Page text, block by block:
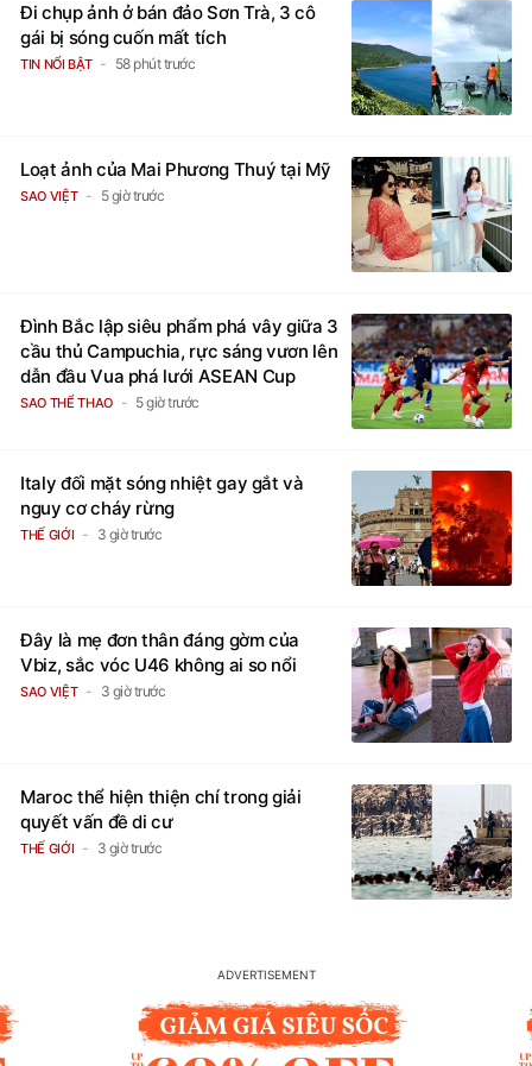
Đi chụp ảnh ở bán đảo Sơn Trà, 3 cô
gái bị sóng cuốn mất tích
TIN NỔI BẬT 58 phút trước
Loạt ảnh của Mai Phương Thuý tại Mỹ
SAO VIỆT 5 giờ trước
Đình Bắc lập siêu phẩm phá vây giữa 3
cầu thủ Campuchia, rực sáng vươn lên
dẫn đầu Vua phá lưới ASEAN Cup
SAO THỂ THAO 5 giờ trước
Italy đối mặt sóng nhiệt gay gắt và
nguy cơ cháy rừng
THẾ GIỚI 3 giờ trước
Đây là mẹ đơn thân đáng gờm của
Vbiz, sắc vóc U46 không ai so nổi
SAO VIỆT 3 giờ trước
Maroc thể hiện thiện chí trong giải
quyết vấn đề di cư
THẾ GIỚI 3 giờ trước